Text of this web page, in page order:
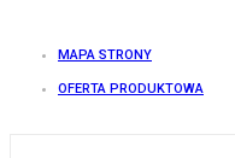
MAPA STRONY
OFERTA PRODUKTOWA